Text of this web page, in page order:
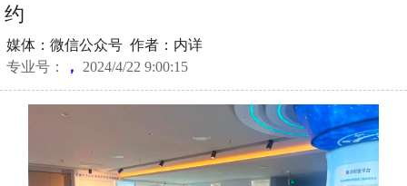
约
媒体：微信公众号 作者：内详
专业号：
， 2024/4/22 9:00:15